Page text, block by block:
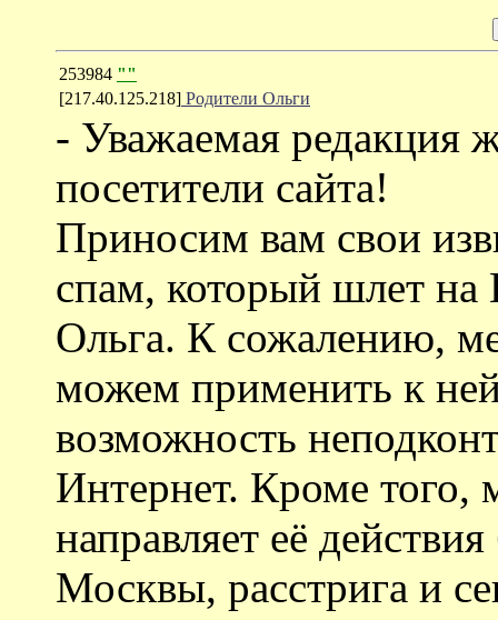
253984 ""
[217.40.125.218] Родители Ольги
- Уважаемая редакция
посетители сайта!
Приносим вам свои
спам, который шлет
Ольга. К сожалению,
можем применить к
возможность
Интернет. Кроме того,
направляет её
Москвы, расстрига и